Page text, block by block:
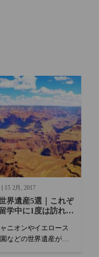
15 2月 2017
界遺産5選｜これぞ
学中に1度は訪れた
ニオンやイエロース
などの世界遺産が見